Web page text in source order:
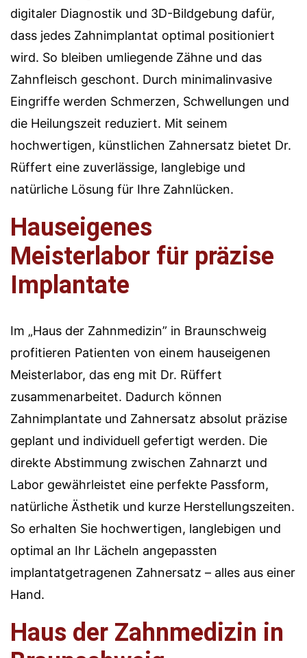
digitaler Diagnostik und 3D-Bildgebung dafür,
dass jedes Zahnimplantat optimal positioniert
wird. So bleiben umliegende Zähne und das
Zahnfleisch geschont. Durch minimalinvasive
Eingriffe werden Schmerzen, Schwellungen und
die Heilungszeit reduziert. Mit seinem
hochwertigen, künstlichen Zahnersatz bietet Dr.
Rüffert eine zuverlässige, langlebige und
natürliche Lösung für Ihre Zahnlücken.
Hauseigenes
Meisterlabor für präzise
Implantate
Im „Haus der Zahnmedizin” in Braunschweig
profitieren Patienten von einem hauseigenen
Meisterlabor, das eng mit Dr. Rüffert
zusammenarbeitet. Dadurch können
Zahnimplantate und Zahnersatz absolut präzise
geplant und individuell gefertigt werden. Die
direkte Abstimmung zwischen Zahnarzt und
Labor gewährleistet eine perfekte Passform,
natürliche Ästhetik und kurze Herstellungszeiten.
So erhalten Sie hochwertigen, langlebigen und
optimal an Ihr Lächeln angepassten
implantatgetragenen Zahnersatz – alles aus einer
Hand.
Haus der Zahnmedizin in